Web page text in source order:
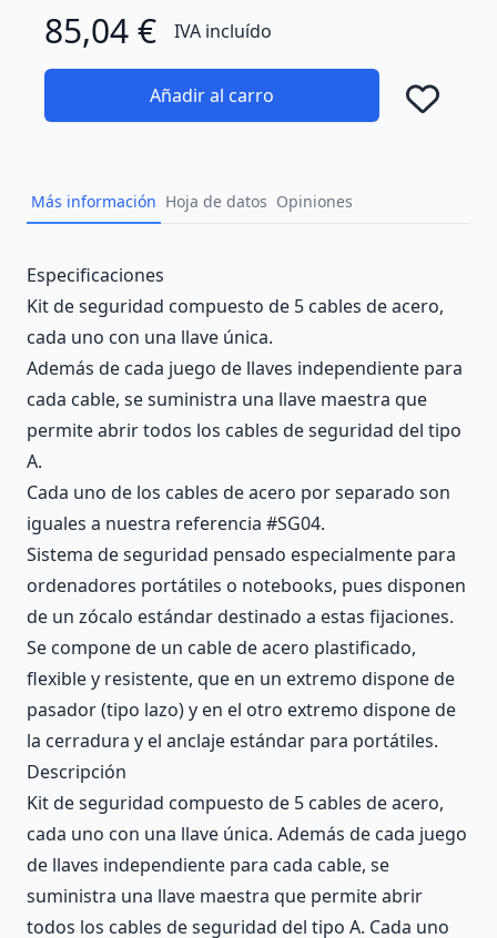
85,04 € IVA incluído
Añadir al carro
Más información Hoja de datos Opiniones
Description
Especificaciones
Kit de seguridad compuesto de 5 cables de acero,
cada uno con una llave única.
Además de cada juego de llaves independiente para
cada cable, se suministra una llave maestra que
permite abrir todos los cables de seguridad del tipo
A.
Cada uno de los cables de acero por separado son
iguales a nuestra referencia #SG04.
Sistema de seguridad pensado especialmente para
ordenadores portátiles o notebooks, pues disponen
de un zócalo estándar destinado a estas fijaciones.
Se compone de un cable de acero plastificado,
flexible y resistente, que en un extremo dispone de
pasador (tipo lazo) y en el otro extremo dispone de
la cerradura y el anclaje estándar para portátiles.
Descripción
Kit de seguridad compuesto de 5 cables de acero,
cada uno con una llave única. Además de cada juego
de llaves independiente para cada cable, se
suministra una llave maestra que permite abrir
todos los cables de seguridad del tipo A. Cada uno